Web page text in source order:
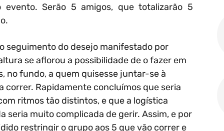
Serão 5 amigos, que totalizarão 5
seguimento do desejo manifestado por
se aflorou a possibilidade de o fazer em
no fundo, a quem quisesse juntar-se à
correr. Rapidamente concluímos que seria
ritmos tão distintos, e que a logística
seria muito complicada de gerir. Assim, e por
restringir o grupo aos 5 que vão correr e